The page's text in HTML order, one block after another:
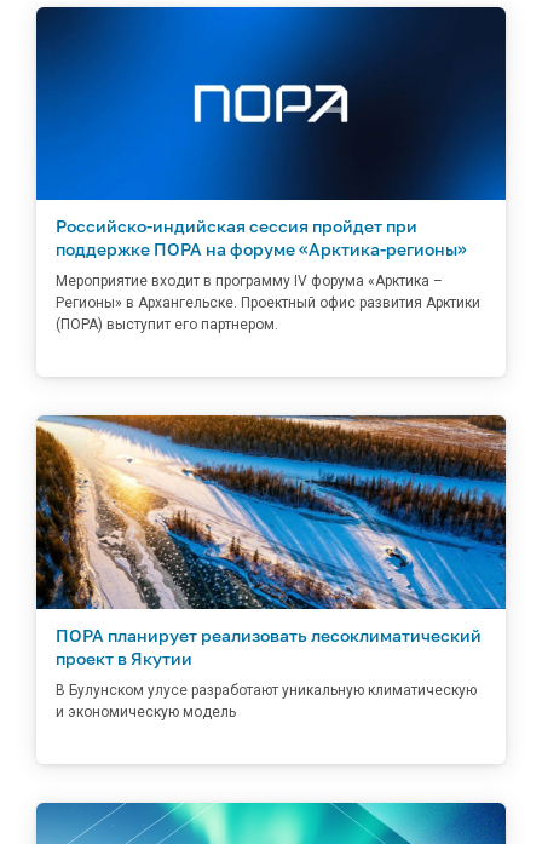
Российско-индийская сессия пройдет при
поддержке ПОРА на форуме «Арктика-регионы»
Мероприятие входит в программу IV форума «Арктика –
Регионы» в Архангельске. Проектный офис развития Арктики
(ПОРА) выступит его партнером.
ПОРА планирует реализовать лесоклиматический
проект в Якутии
В Булунском улусе разработают уникальную климатическую
и экономическую модель